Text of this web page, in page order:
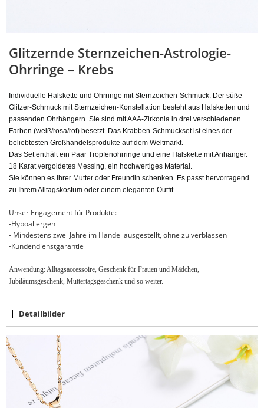
Glitzernde Sternzeichen-Astrologie-
Ohrringe – Krebs
Individuelle Halskette und Ohrringe mit Sternzeichen-Schmuck. Der süße
Glitzer-Schmuck mit Sternzeichen-Konstellation besteht aus Halsketten und
passenden Ohrhängern. Sie sind mit AAA-Zirkonia in drei verschiedenen
Farben (weiß/rosa/rot) besetzt. Das Krabben-Schmuckset ist eines der
beliebtesten Großhandelsprodukte auf dem Weltmarkt.
Das Set enthält ein Paar Tropfenohrringe und eine Halskette mit Anhänger.
18 Karat vergoldetes Messing, ein hochwertiges Material.
Sie können es Ihrer Mutter oder Freundin schenken. Es passt hervorragend
zu Ihrem Alltagskostüm oder einem eleganten Outfit.
Unser Engagement für Produkte:
-Hypoallergen
- Mindestens zwei Jahre im Handel ausgestellt, ohne zu verblassen
-Kundendienstgarantie
Anwendung: Alltagsaccessoire, Geschenk für Frauen und Mädchen,
Jubiläumsgeschenk, Muttertagsgeschenk und so weiter.
Detailbilder